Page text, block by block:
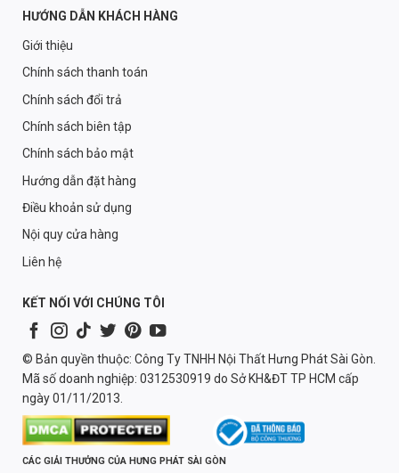
HƯỚNG DẪN KHÁCH HÀNG
Giới thiệu
Chính sách thanh toán
Chính sách đổi trả
Chính sách biên tập
Chính sách bảo mật
Hướng dẫn đặt hàng
Điều khoản sử dụng
Nội quy cửa hàng
Liên hệ
KẾT NỐI VỚI CHÚNG TÔI
© Bản quyền thuộc: Công Ty TNHH Nội Thất Hưng Phát Sài Gòn.
Mã số doanh nghiệp: 0312530919 do Sở KH&ĐT TP HCM cấp
ngày 01/11/2013.
CÁC GIẢI THƯỞNG CỦA HƯNG PHÁT SÀI GÒN